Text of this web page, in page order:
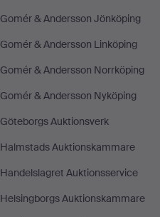
Gomér & Andersson Jönköping
Gomér & Andersson Linköping
Gomér & Andersson Norrköping
Gomér & Andersson Nyköping
Göteborgs Auktionsverk
Halmstads Auktionskammare
Handelslagret Auktionsservice
Helsingborgs Auktionskammare